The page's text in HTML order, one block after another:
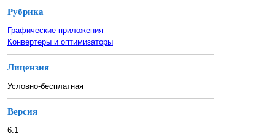
Рубрика
Графические приложения
Конвертеры и оптимизаторы
Лицензия
Условно-бесплатная
Версия
6.1